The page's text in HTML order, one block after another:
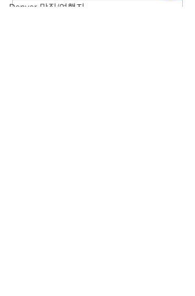
Denver-맛집/여행지